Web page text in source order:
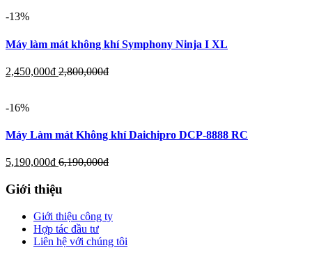
-13%
Máy làm mát không khí Symphony Ninja I XL
2,450,000đ 2,800,000đ
-16%
Máy Làm mát Không khí Daichipro DCP-8888 RC
5,190,000đ 6,190,000đ
Giới thiệu
Giới thiệu công ty
Hợp tác đầu tư
Liên hệ với chúng tôi